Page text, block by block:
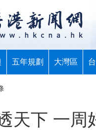
五年規劃 大灣區
天下 一周